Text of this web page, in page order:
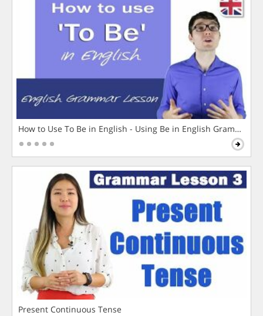
How to Use To Be in English - Using Be in English Grammar
Present Continuous Tense